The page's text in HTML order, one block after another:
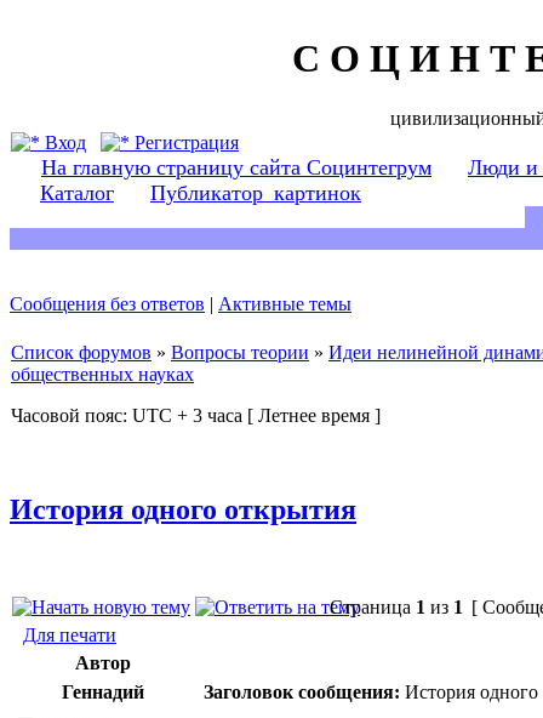
С О Ц И Н Т
Вход
Регистрация
На главную страницу сайта Социнтегрум
Люди и
Каталог
Публикатор_картинок
Сообщения без ответов | Активные темы
Список форумов » Вопросы теории » Идеи нелинейной
общественных науках
Часовой пояс: UTC + 3 часа [ Летнее время ]
История одного открытия
Страница 1 из 1 [
Для печати
Автор
Геннадий
Заголовок сообщения: История одного